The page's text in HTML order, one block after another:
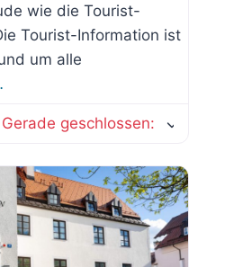
wie die Tourist-
Tourist-Information ist
um alle
Gerade geschlossen: